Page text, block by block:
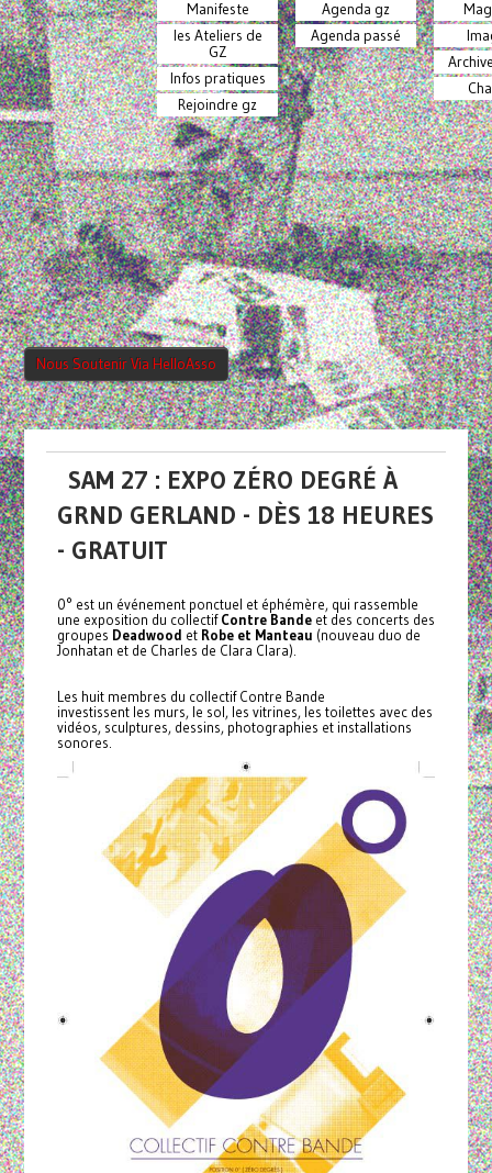
Manifeste
les Ateliers de
GZ
Infos pratiques
Rejoindre gz
Agenda gz
Agenda passé
Nous Soutenir Via HelloAsso
SAM 27 : EXPO ZÉRO DEGRÉ À
GRND GERLAND - DÈS 18 HEURES
- GRATUIT
0° est un événement ponctuel et éphémère, qui rassemble
une exposition du collectifContre Bandeet des concerts des
groupes Deadwood et Robe et Manteau (nouveau duo de
Jonhatan et de Charles de Clara Clara).
Les huit membres du collectif Contre Bande
investissent les murs, le sol, les vitrines, les toilettes avec des
vidéos, sculptures, dessins, photographies et installations
sonores.